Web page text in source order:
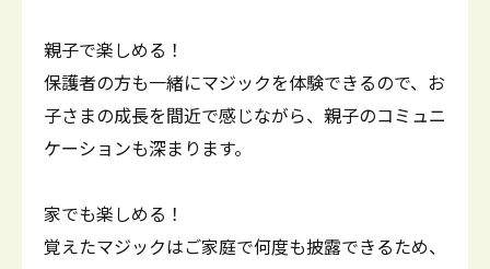
親子で楽しめる！
保護者の方も一緒にマジックを体験できるので、お
子さまの成長を間近で感じながら、親子のコミュニ
ケーションも深まります。
家でも楽しめる！
覚えたマジックはご家庭で何度も披露できるため、